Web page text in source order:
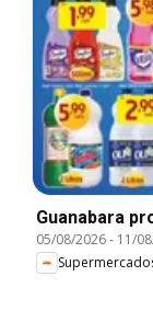
Guanabara
05/08/2026- 11/